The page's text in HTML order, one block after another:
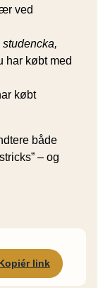
ved
har købt med
købt
både
– og
link